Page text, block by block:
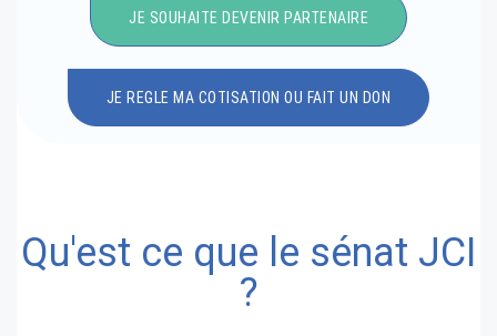
JE SOUHAITE DEVENIR PARTENAIRE
JE REGLE MA COTISATION OU FAIT UN DON
Qu'est ce que le sénat JCI
?